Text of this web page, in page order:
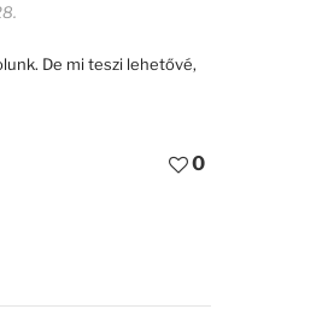
De mi teszi lehetővé,
0